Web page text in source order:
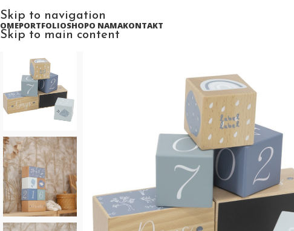
Skip to navigation
Skip to main content
PORTFOLIOSHOPO NAMAKONTAKT